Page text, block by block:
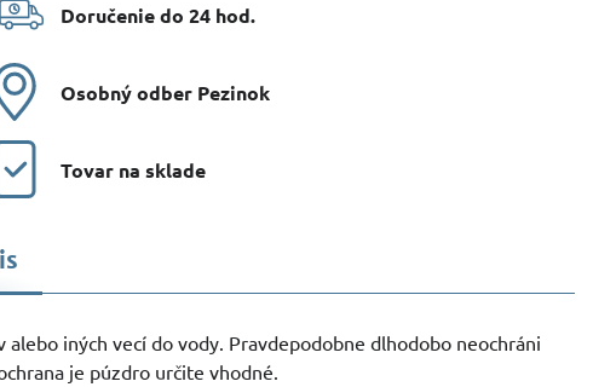
Doručenie do 24 hod​.
Osobný odber Pezinok
Tovar na sklade
iných vecí do vody. Pravdepodobne dlhodobo neochráni
je púzdro určite vhodné.